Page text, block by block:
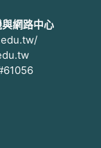
網路中心